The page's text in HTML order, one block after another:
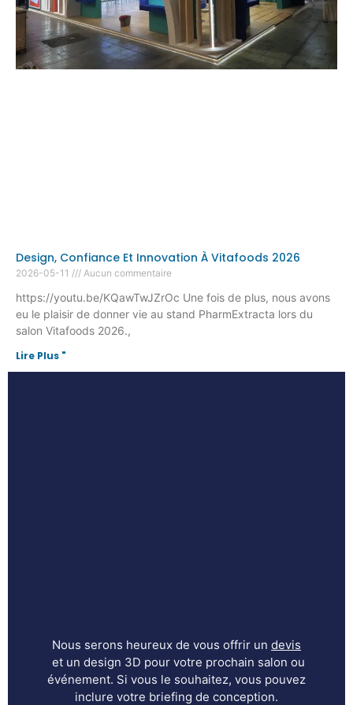
Design, Confiance Et Innovation À Vitafoods 2026
2026-05-11 Aucun commentaire
https://youtu.be/KQawTwJZrOc Une fois de plus, nous avons
eu le plaisir de donner vie au stand PharmExtracta lors du
salon Vitafoods 2026.,
Lire Plus "
Nous serons heureux de vous offrir un devis
et un design 3D pour votre prochain salon ou
événement. Si vous le souhaitez, vous pouvez
inclure votre briefing de conception.